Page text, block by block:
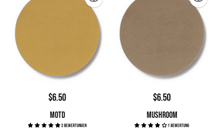
$6.50
MOTD
3 Bewertungen
$6.50
MUSHROOM
1 Bewertung